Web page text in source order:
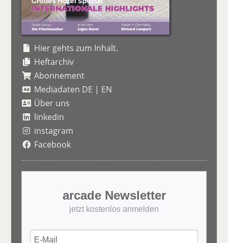
Hier gehts zum Inhalt.
Heftarchiv
Abonnement
Mediadaten DE | EN
Über uns
linkedin
instagram
Facebook
arcade Newsletter
jetzt kostenlos anmelden